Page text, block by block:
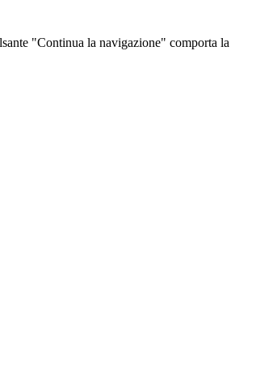
"Continua la navigazione" comporta la